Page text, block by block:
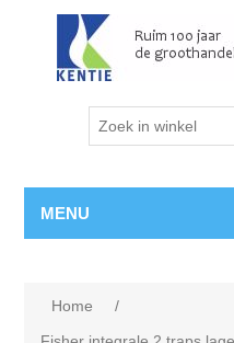
MENU
Home
/